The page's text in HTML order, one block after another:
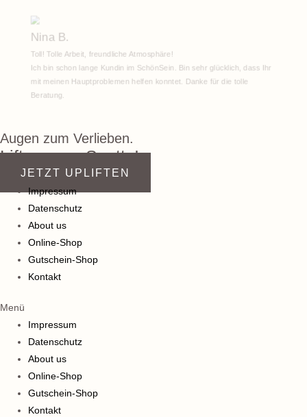
Nina B.
Toll! Tolle Arbeit, freundliche Atmosphäre!
Ich bin schon lange Kundin im SchönSein. Bin sehr glücklich, dass Ihr
mit meinen Hauptproblemen helfen konntet. Danke für die tolle
Beratung.
Augen zum Verlieben.
Lift me up, Scotty!
JETZT UPLIFTEN
Impressum
Datenschutz
About us
Online-Shop
Gutschein-Shop
Kontakt
Menü
Impressum
Datenschutz
About us
Online-Shop
Gutschein-Shop
Kontakt